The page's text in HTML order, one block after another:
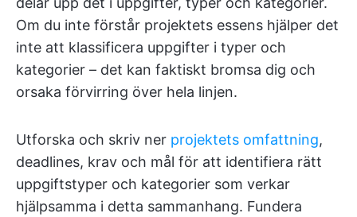
Om du inte förstår projektets essens hjälper det
inte att klassificera uppgifter i typer och
kategorier – det kan faktiskt bromsa dig och
orsaka förvirring över hela linjen.
Utforska och skriv ner projektets omfattning,
deadlines, krav och mål för att identifiera rätt
uppgiftstyper och kategorier som verkar
hjälpsamma i detta sammanhang. Fundera